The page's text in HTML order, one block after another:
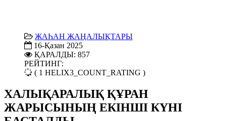
ЖАҺАН ЖАҢАЛЫҚТАРЫ
16-Қазан 2025
ҚАРАЛДЫ: 857
РЕЙТИНГ:
( 1 HELIX3_COUNT_RATING )
ХАЛЫҚАРАЛЫҚ ҚҰРАН
ЖАРЫСЫНЫҢ ЕКІНШІ КҮНІ